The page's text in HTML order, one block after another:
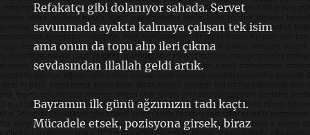
Refakatçı gibi dolanıyor sahada. Servet
savunmada ayakta kalmaya çalışan tek isim
ama onun da topu alıp ileri çıkma
sevdasından illallah geldi artık.
Bayramın ilk günü ağzımızın tadı kaçtı.
Mücadele etsek, pozisyona girsek, biraz